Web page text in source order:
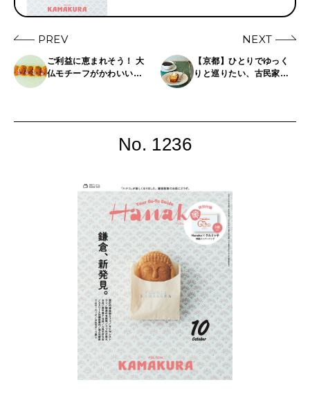
PREV
ご利益に恵まれそう！ 大
仏モチーフがかわいい鎌
NEXT
【京都】ひとりでゆっく
りと巡りたい、古民家喫
No. 1236